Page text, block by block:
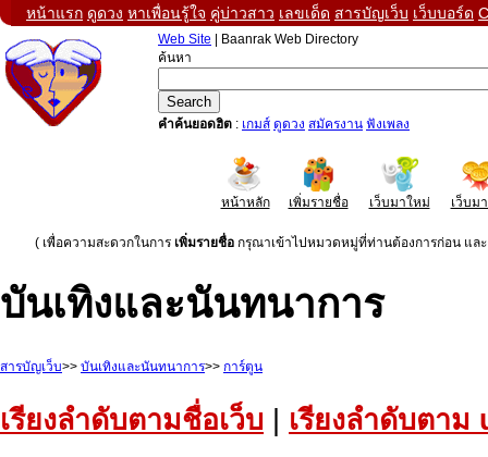
หน้าแรก ดูดวง หาเพื่อนรู้ใจ คู่บ่าวสาว เลขเด็ด สารบัญเว็บ เว็บบอร์ด
Web Site | Baanrak Web Directory
ค้นหา
คำค้นยอดฮิต : เกมส์ ดูดวง สมัครงาน ฟังเพลง
หน้าหลัก เพิ่มรายชื่อ เว็บมาใหม่ เว็บม
( เพื่อความสะดวกในการ เพิ่มรายชื่อ กรุณาเข้าไปหมวดหมู่ที่ท่านต้องการก่อน แล
บันเทิงและนันทนาการ
สารบัญเว็บ>> บันเทิงและนันทนาการ>> การ์ตูน
เรียงลำดับตามชื่อเว็บ เรียงลำดับตาม